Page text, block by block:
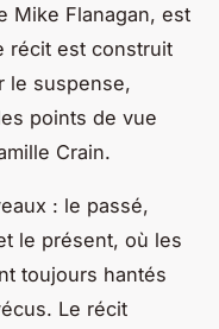
Mike Flanagan, est
récit est construit
le suspense,
points de vue
Crain.
: le passé,
le présent, où les
toujours hantés
Le récit